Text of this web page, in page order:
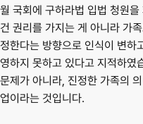
월 국회에 구하라법 입법 청원
건 권리를 가지는 게 아니라 가
정한다는 방향으로 인식이 변하
영하지 못하고 있다고 지적하였
문제가 아니라, 진정한 가족의
업이라는 것입니다.